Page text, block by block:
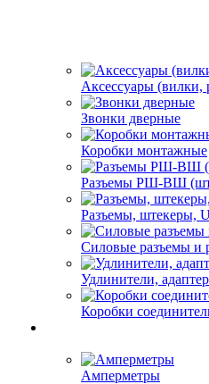
Аксессуары (вилки,
Звонки дверные
Коробки монтажные
Разъемы РШ-ВШ
Разъемы, штекеры,
Силовые разъемы и
Удлинители,
Коробки
Амперметры